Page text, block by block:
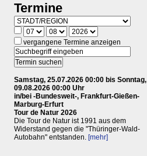
Termine
vergangene Termine anzeigen
Samstag, 25.07.2026 00:00 bis Sonntag,
09.08.2026 00:00 Uhr
in/bei -Bundesweit-, Frankfurt-Gießen-
Marburg-Erfurt
Tour de Natur 2026
Die Tour de Natur ist 1991 aus dem
Widerstand gegen die "Thüringer-Wald-
Autobahn" entstanden. [mehr]